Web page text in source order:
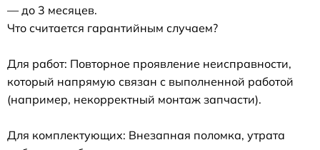
— до 3 месяцев.
Что считается гарантийным случаем?
Для работ: Повторное проявление неисправности,
который напрямую связан с выполненной работой
(например, некорректный монтаж запчасти).
Для комплектующих: Внезапная поломка, утрата